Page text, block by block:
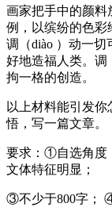
画家把手中的颜料
例，以缤纷的色彩
调（diào ）动一
好地造福人类。调
拘一格的创造。
以上材料能引发
悟，写一篇文章。
要求：①自选角度
文体特征明显；
③不少于800字；